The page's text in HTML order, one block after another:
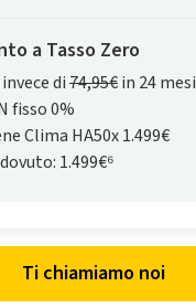
a Tasso Zero
invece di74,95€in 24 mesi
fisso 0%
Clima HA50x 1.499€
1.499€⁶
Ti chiamiamo noi